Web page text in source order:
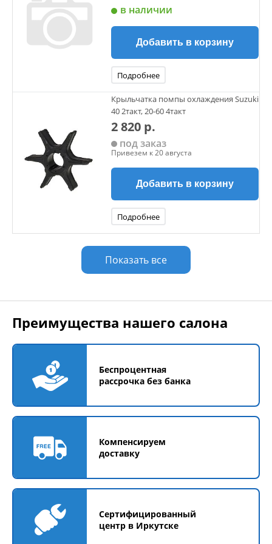
в наличии
Добавить в корзину
Подробнее
Крыльчатка помпы охлаждения Suzuki
40 2такт, 20-60 4такт
2 820 р.
под заказ
Привезем к 20 августа
Добавить в корзину
Подробнее
Показать все
Преимущества нашего салона
Беспроцентная
рассрочка без банка
Компенсируем
доставку
Сертифицированный
центр в Иркутске